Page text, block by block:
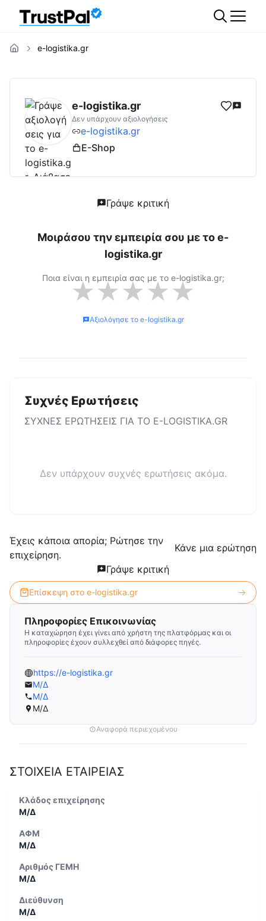
e-logistika.gr
e-logistika.grΑξιολογήσεις | Δες
e-logistika.gr
Δεν υπάρχουν αξιολογήσεις
e-logistika.gr
E-Shop
Γράψε κριτική
Μοιράσου την εμπειρία σου με τοe-
logistika.gr
Ποια είναι η εμπειρία σας με το e-logistika.gr;
★★★★★
Αξιολόγησε το e-logistika.gr
Συχνές Ερωτήσεις
ΣΥΧΝΕΣ ΕΡΩΤΗΣΕΙΣ ΓΙΑ ΤΟ E-LOGISTIKA.GR
Δεν υπάρχουν συχνές ερωτήσεις ακόμα.
Έχεις κάποια απορία; Ρώτησε την
επιχείρηση.
Κάνε μια ερώτηση
Γράψε κριτική
Επίσκεψη στο e-logistika.gr
Πληροφορίες Επικοινωνίας
Η καταχώρηση έχει γίνει από χρήστη της πλατφόρμας και οι
πληροφορίες έχουν συλλεχθεί από διάφορες πηγές.
https://e-logistika.gr
Μ/Δ
Μ/Δ
Μ/Δ
Αναφορά περιεχομένου
ΣΤΟΙΧΕΙΑ ΕΤΑΙΡΕΙΑΣ
Κλάδος επιχείρησης
Μ/Δ
ΑΦΜ
Μ/Δ
Αριθμός ΓΕΜΗ
Μ/Δ
Διεύθυνση
Μ/Δ